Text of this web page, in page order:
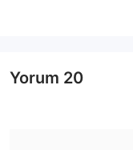
Yorum 20